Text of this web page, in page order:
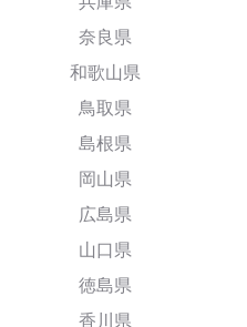
奈良県
和歌山県
鳥取県
島根県
岡山県
広島県
山口県
徳島県
香川県